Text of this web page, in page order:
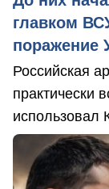
главком
поражение
Российская
практически
использовал